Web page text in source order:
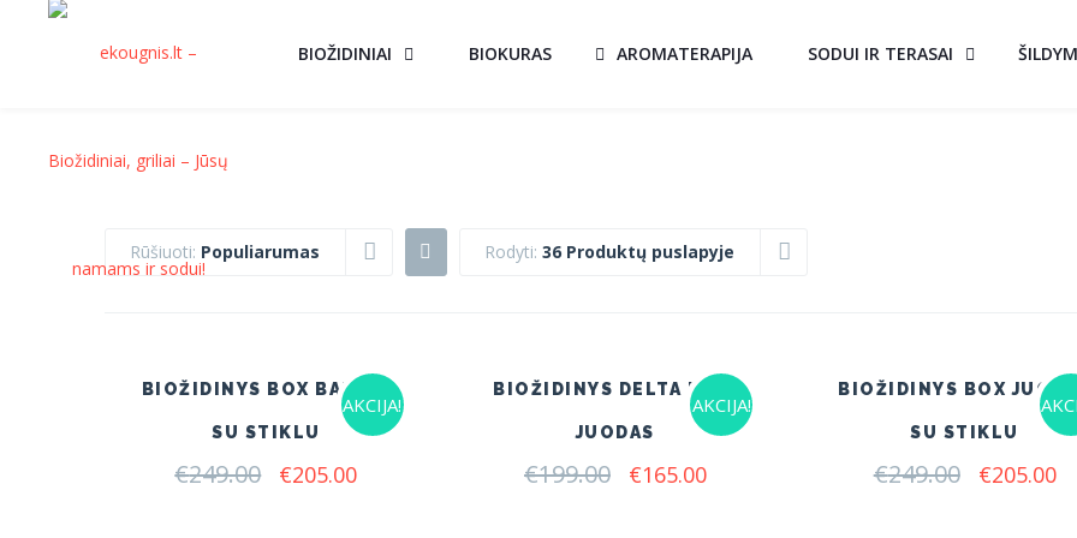
BIOŽIDINIAI BIOKURAS AROMATERAPIJA SODUI IR TERASAI
Rūšiuoti: Populiarumas Rodyti: 36 Produktų puslapyje
AKCIJA!
BIOŽIDINYS BOX BALTAS
SU STIKLU
€249.00 Original
€205.00Current
AKCIJA!
BIOŽIDINYS DELTA FLAT
JUODAS
€199.00 Original
€165.00Current
BIOŽIDINYS BOX
SU STIKLU
€249.00 Original
€205.00